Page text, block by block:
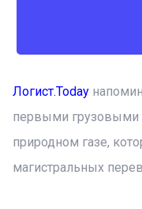
Логист.Today
первыми
природном газе,
магистральных